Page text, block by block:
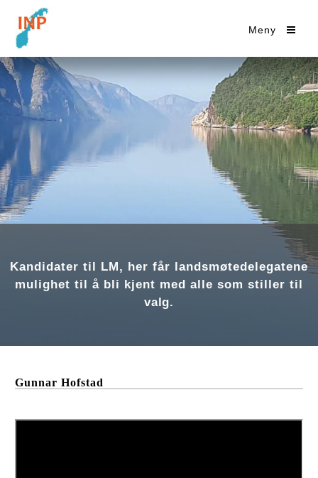
Meny
Kandidater til LM, her får landsmøtedelegatene
mulighet til å bli kjent med alle som stiller til
valg.
Gunnar Hofstad